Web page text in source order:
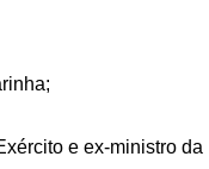
e ex-ministro da